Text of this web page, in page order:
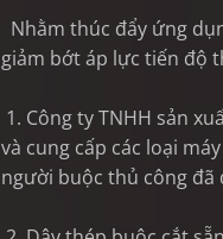
Nhằm thúc đẩy ứng
giảm bớt áp lực tiến độ
1. Công ty TNHH sản
và cung cấp các loại
người buộc thủ công